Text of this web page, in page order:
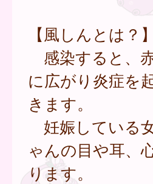
【風しんとは？】
感染すると、
に広がり炎症を
きます。
妊娠している
ゃんの目や耳、
ります。